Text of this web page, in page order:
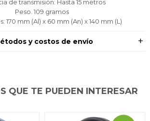
de transmisión: Hasta 15 metros
Peso. 109 gramos
170 mm (Al) x 60 mm (An) x 140 mm (L)
y costos de envío
QUE TE PUEDEN INTERESAR